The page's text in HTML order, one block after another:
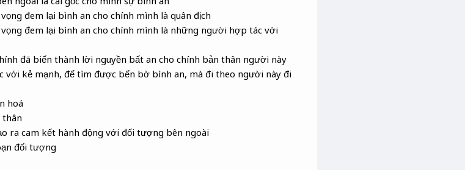
đem lại bình an cho chính mình là quân địch
đem lại bình an cho chính mình là những người hợp tác với
đã biến thành lời nguyền bất an cho chính bản thân người này
với kẻ mạnh, để tìm được bến bờ bình an, mà đi theo người này đi
hoá
thân
ra cam kết hành động với đối tượng bên ngoài
đối tượng